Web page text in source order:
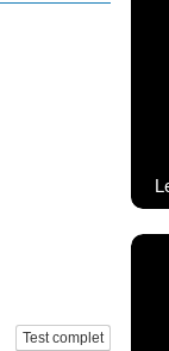
Test complet